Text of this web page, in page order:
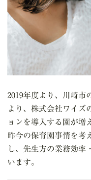
2019年度より、川崎市
より、株式会社ワイズ
ョンを導入する園が増
昨今の保育園事情を考
し、先生方の業務効率
います。
プラ